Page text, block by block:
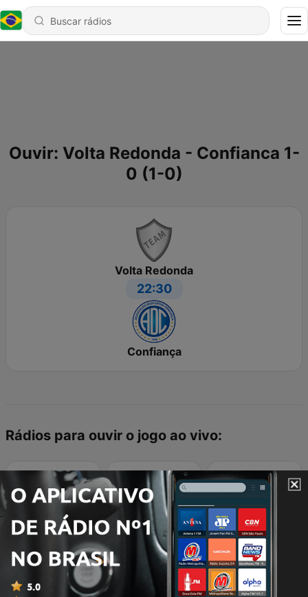
Ouvir: Volta Redonda - Confianca 1-
0 (1-0)
Volta Redonda
22:30
Confiança
Rádios para ouvir o jogo ao vivo:
Rádio Jornal FM Radio Aperipê 104.9 FM